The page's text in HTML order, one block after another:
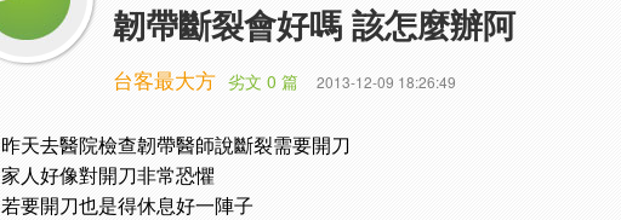
韌帶斷裂會好嗎 該怎麼辦阿
台客最大方 劣文 0 篇 2013-12-09 18:26:49
昨天去醫院檢查韌帶醫師說斷裂需要開刀
家人好像對開刀非常恐懼
若要開刀也是得休息好一陣子